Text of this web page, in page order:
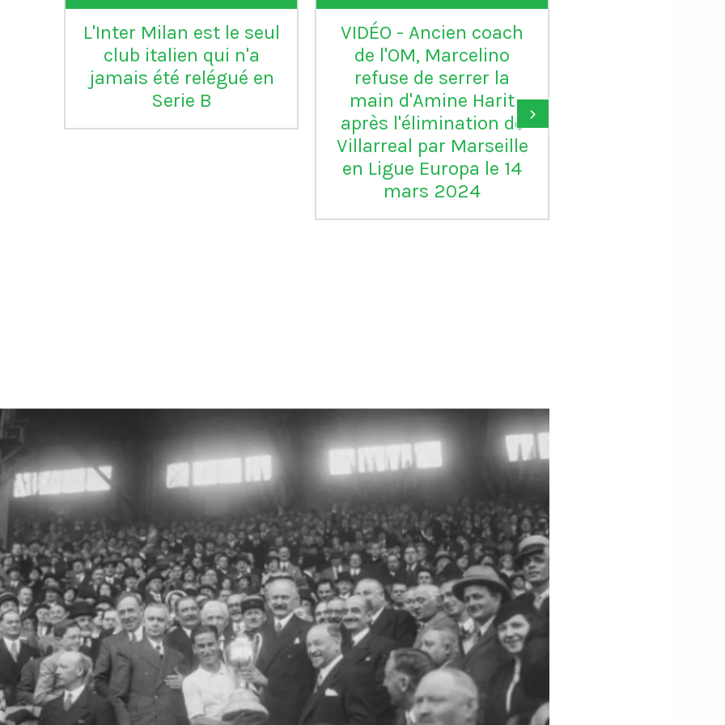
L'Inter Milan est le seul
club italien qui n'a
jamais été relégué en
Serie B
VIDÉO - Ancien coach
de l'OM, Marcelino
refuse de serrer la
main d'Amine Harit
après l'élimination de
Villarreal par Marseille
en Ligue Europa le 14
mars 2024
›